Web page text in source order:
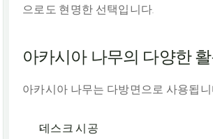
으로도 현명한 선택입니다.
아카시아 나무의 다양한
아카시아 나무는 다방면으로 사용됩니
데스크 시공